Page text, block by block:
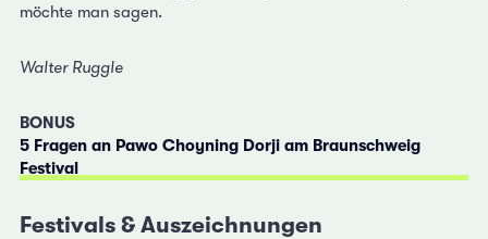
möchte man sagen.
Walter Ruggle
BONUS
5 Fragen an Pawo Choyning Dorji am Braunschweig
Festival
Festivals & Auszeichnungen